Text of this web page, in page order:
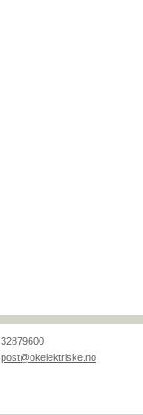
32879600
post@okelektriske.no